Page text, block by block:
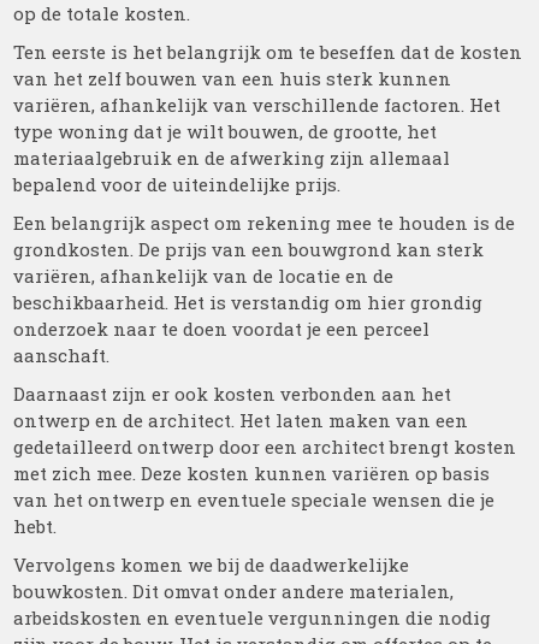
op de totale kosten.
Ten eerste is het belangrijk om te beseffen dat de kosten
van het zelf bouwen van een huis sterk kunnen
variëren, afhankelijk van verschillende factoren. Het
type woning dat je wilt bouwen, de grootte, het
materiaalgebruik en de afwerking zijn allemaal
bepalend voor de uiteindelijke prijs.
Een belangrijk aspect om rekening mee te houden is de
grondkosten. De prijs van een bouwgrond kan sterk
variëren, afhankelijk van de locatie en de
beschikbaarheid. Het is verstandig om hier grondig
onderzoek naar te doen voordat je een perceel
aanschaft.
Daarnaast zijn er ook kosten verbonden aan het
ontwerp en de architect. Het laten maken van een
gedetailleerd ontwerp door een architect brengt kosten
met zich mee. Deze kosten kunnen variëren op basis
van het ontwerp en eventuele speciale wensen die je
hebt.
Vervolgens komen we bij de daadwerkelijke
bouwkosten. Dit omvat onder andere materialen,
arbeidskosten en eventuele vergunningen die nodig